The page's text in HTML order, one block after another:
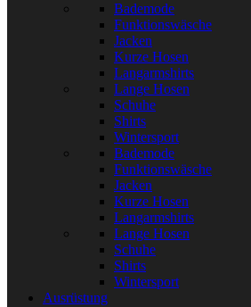
Bademode
Funktionswäsche
Jacken
Kurze Hosen
Langarmshirts
Lange Hosen
Schuhe
Shirts
Wintersport
Bademode
Funktionswäsche
Jacken
Kurze Hosen
Langarmshirts
Lange Hosen
Schuhe
Shirts
Wintersport
Ausrüstung